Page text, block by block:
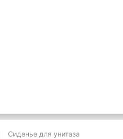
Сиденье для унитаза